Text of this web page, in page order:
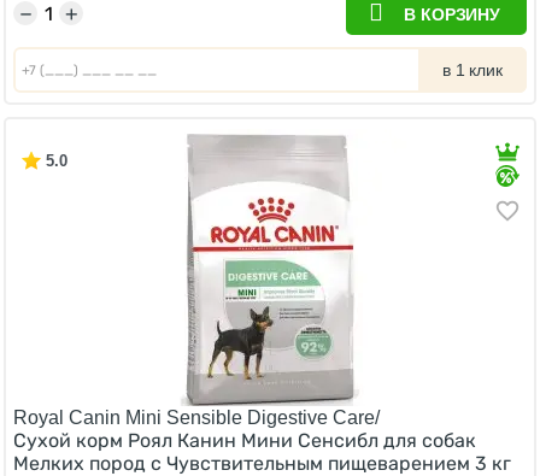
+
− В КОРЗИНУ
в 1 клик
5.0
Royal Canin Mini Sensible Digestive Care/
Сухой корм Роял Канин Мини Сенсибл для собак
Мелких пород с Чувствительным пищеварением 3 кг